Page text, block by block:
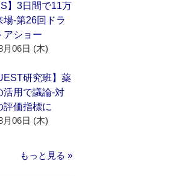
】3日間で11万
場‐第26回ドラ
アショー
月06日 (木)
研究班】薬
活用で議論‐対
評価指標に
月06日 (木)
もっと見る »